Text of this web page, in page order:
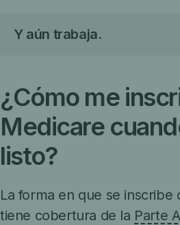
Y aún trabaja.
¿Cómo me
Medicare
listo?
La forma en que se inscribe
tiene cobertura de la Parte